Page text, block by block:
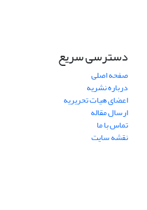
دسترسی سریع
صفحه اصلی
درباره نشریه
اعضای هیات تحریریه
ارسال مقاله
تماس با ما
نقشه سایت